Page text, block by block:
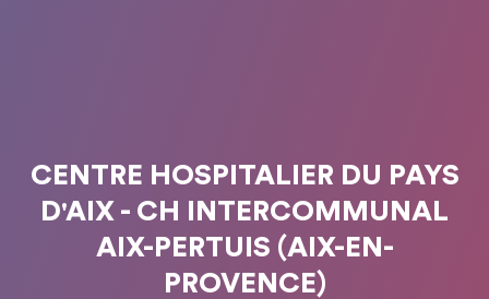
CENTRE HOSPITALIER DU PAYS
D'AIX - CH INTERCOMMUNAL
AIX-PERTUIS (AIX-EN-
PROVENCE)